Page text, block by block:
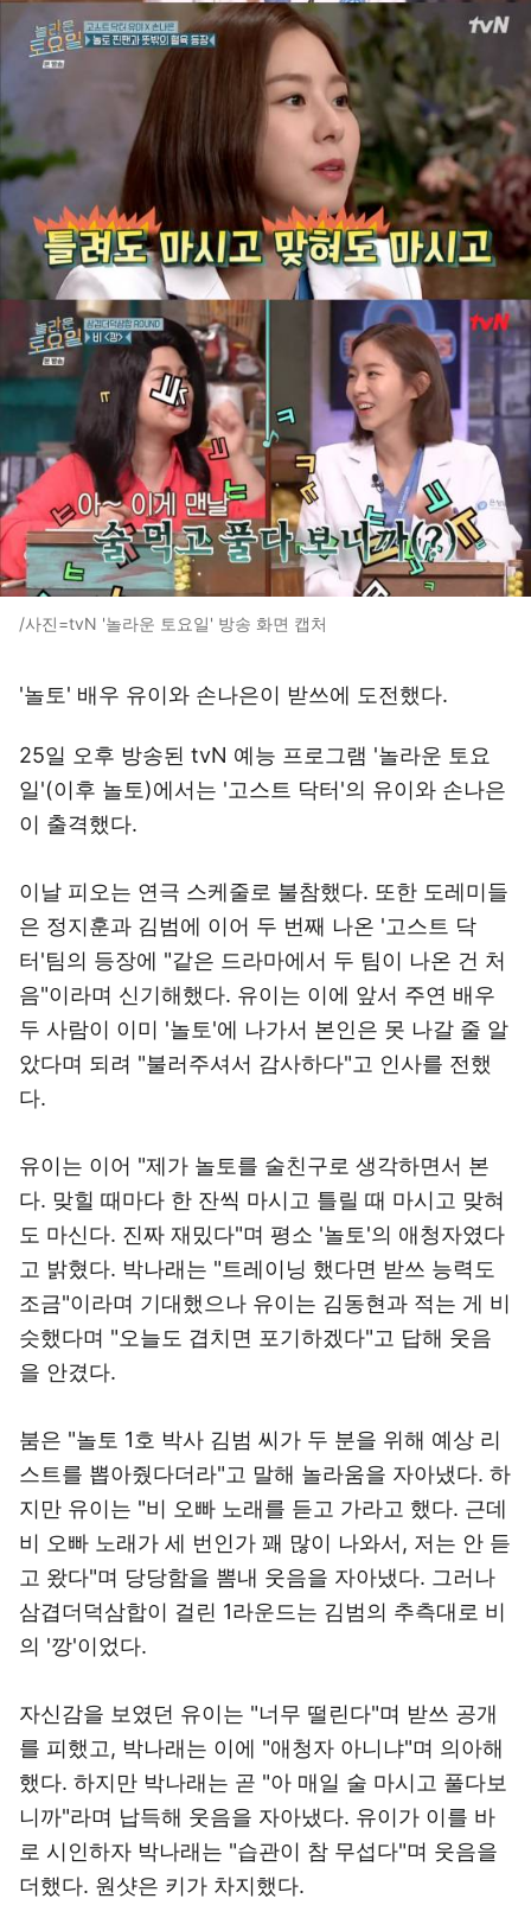
/사진=tvN '놀라운 토요일' 방송 화면 캡처
'놀토' 배우 유이와 손나은이 받쓰에 도전했다.
25일 오후 방송된 tvN 예능 프로그램 '놀라운 토요
일'(이후 놀토)에서는 '고스트 닥터'의 유이와 손나은
이 출격했다.
이날 피오는 연극 스케줄로 불참했다. 또한 도레미들
은 정지훈과 김범에 이어 두 번째 나온 '고스트 닥
터'팀의 등장에 "같은 드라마에서 두 팀이 나온 건 처
음"이라며 신기해했다. 유이는 이에 앞서 주연 배우
두 사람이 이미 '놀토'에 나가서 본인은 못 나갈 줄 알
았다며 되려 "불러주셔서 감사하다"고 인사를 전했
다.
유이는 이어 "제가 놀토를 술친구로 생각하면서 본
다. 맞힐 때마다 한 잔씩 마시고 틀릴 때 마시고 맞혀
도 마신다. 진짜 재밌다"며 평소 '놀토'의 애청자였다
고 밝혔다. 박나래는 "트레이닝 했다면 받쓰 능력도
조금"이라며 기대했으나 유이는 김동현과 적는 게 비
슷했다며 "오늘도 겹치면 포기하겠다"고 답해 웃음
을 안겼다.
붐은 "놀토 1호 박사 김범 씨가 두 분을 위해 예상 리
스트를 뽑아줬다더라"고 말해 놀라움을 자아냈다. 하
지만 유이는 "비 오빠 노래를 듣고 가라고 했다. 근데
비 오빠 노래가 세 번인가 꽤 많이 나와서, 저는 안 듣
고 왔다"며 당당함을 뽐내 웃음을 자아냈다. 그러나
삼겹더덕삼합이 걸린 1라운드는 김범의 추측대로 비
의 '깡'이었다.
자신감을 보였던 유이는 "너무 떨린다"며 받쓰 공개
를 피했고, 박나래는 이에 "애청자 아니냐"며 의아해
했다. 하지만 박나래는 곧 "아 매일 술 마시고 풀다보
니까"라며 납득해 웃음을 자아냈다. 유이가 이를 바
로 시인하자 박나래는 "습관이 참 무섭다"며 웃음을
더했다. 원샷은 키가 차지했다.